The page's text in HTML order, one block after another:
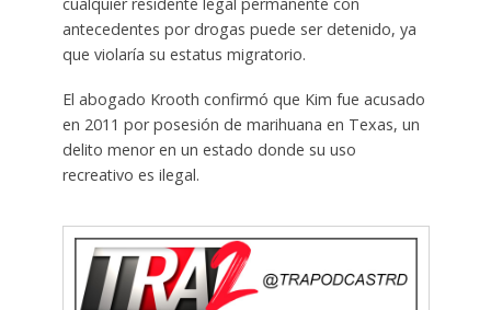
antecedentes por drogas puede ser detenido, ya
que violaría su estatus migratorio.
El abogado Krooth confirmó que Kim fue acusado
en 2011 por posesión de marihuana en Texas, un
delito menor en un estado donde su uso
recreativo es ilegal.